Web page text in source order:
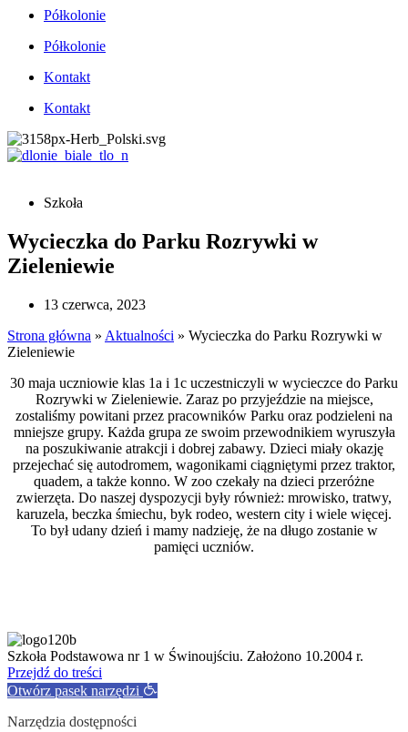
Półkolonie
Półkolonie
Kontakt
Kontakt
Szkoła
Wycieczka do Parku Rozrywki w
Zieleniewie
13 czerwca, 2023
Strona główna » Aktualności » Wycieczka do Parku Rozrywki w
Zieleniewie
30 maja uczniowie klas 1a i 1c uczestniczyli w wycieczce do Parku
Rozrywki w Zieleniewie. Zaraz po przyjeździe na miejsce,
zostaliśmy powitani przez pracowników Parku oraz podzieleni na
mniejsze grupy. Każda grupa ze swoim przewodnikiem wyruszyła
na poszukiwanie atrakcji i dobrej zabawy. Dzieci miały okazję
przejechać się autodromem, wagonikami ciągniętymi przez traktor,
quadem, a także konno. W zoo czekały na dzieci przeróżne
zwierzęta. Do naszej dyspozycji były również: mrowisko, tratwy,
karuzela, beczka śmiechu, byk rodeo, western city i wiele więcej.
To był udany dzień i mamy nadzieję, że na długo zostanie w
pamięci uczniów.
Szkoła Podstawowa nr 1 w Świnoujściu. Założono 10.2004 r.
Przejdź do treści
Otwórz pasek narzędzi
Narzędzia dostępności